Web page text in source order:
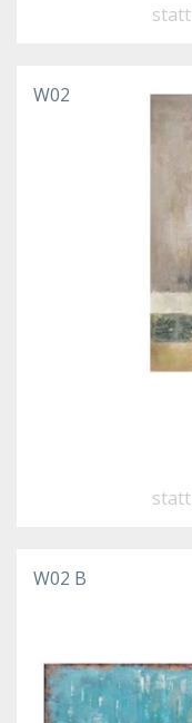
statt
W02
statt
W02 B